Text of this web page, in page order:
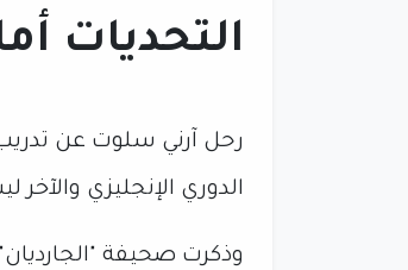
التحديات
رحل آرني سلوت عن
الدوري الإنجليزي
وذكرت صحيفة